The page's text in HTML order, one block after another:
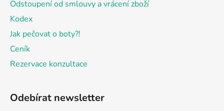
Odstoupení od smlouvy a vrácení zboží
Kodex
Jak pečovat o boty?!
Ceník
Rezervace konzultace
Odebírat newsletter